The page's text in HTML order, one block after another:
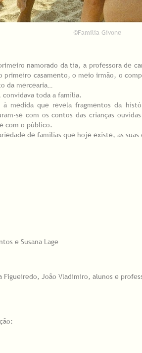
©Familia Givone
namorado da tia, a professora de
primeiro casamento, o meio irmão, o
da mercearia…
convidava toda a família.
medida que revela fragmentos da
se com os contos das crianças
com o público.
de famílias que hoje existe, as
e Susana Lage
Figueiredo, João Vladimiro, alunos e